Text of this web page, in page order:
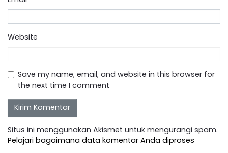
Website
Save my name, email, and website in this browser for
the next time I comment
Situs ini menggunakan Akismet untuk mengurangi spam.
Pelajari bagaimana data komentar Anda diproses